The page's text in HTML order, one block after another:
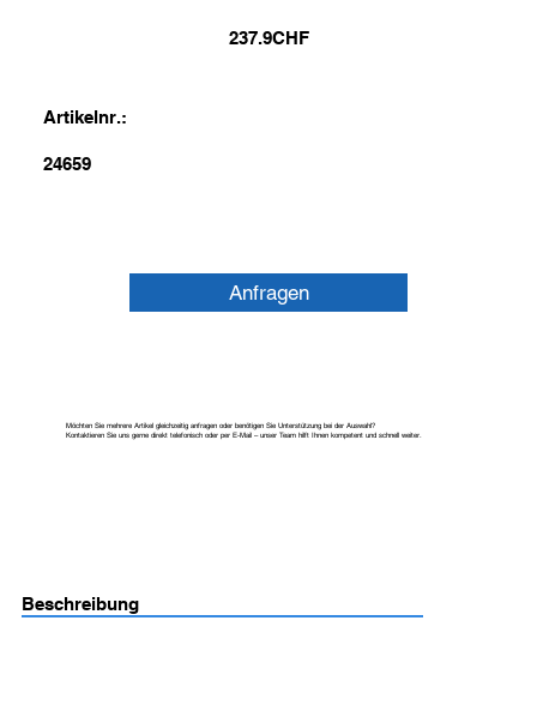
237.9CHF
Artikelnr.:
24659
Anfragen
Möchten Sie mehrere Artikel gleichzeitig anfragen oder benötigen Sie Unterstützung bei der Auswahl?
Kontaktieren Sie uns gerne direkt telefonisch oder per E-Mail – unser Team hilft Ihnen kompetent und schnell weiter.
Beschreibung